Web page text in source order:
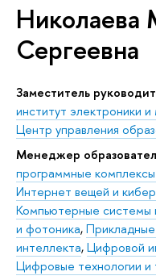
Николаева
Сергеевна
Заместитель
институт электроники
Центр управления
Менеджер
программные
Интернет вещей и
Компьютерные системы
и фотоника,
интеллекта,Цифровой
Цифровые технологии и